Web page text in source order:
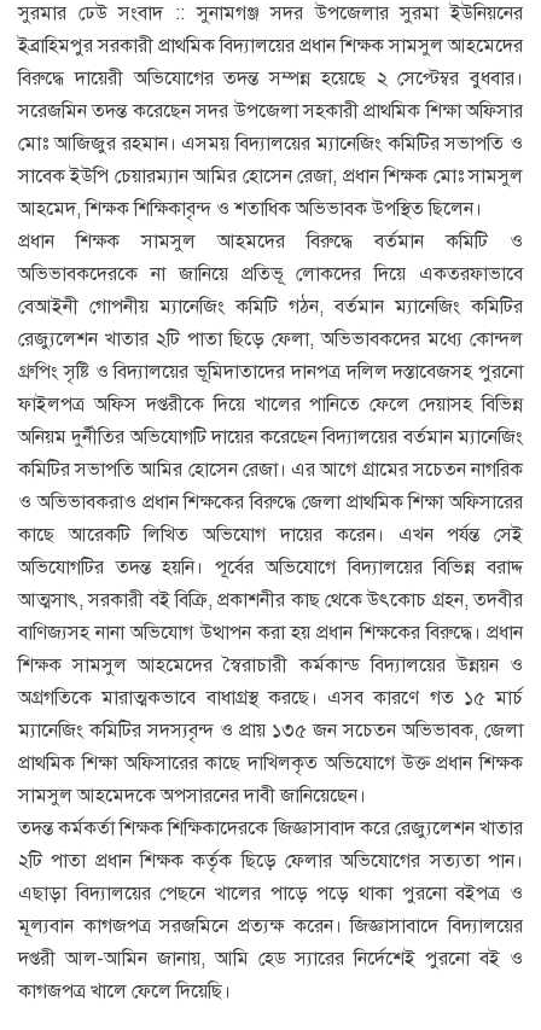
সুরমার ঢেউ সংবাদ :: সুনামগঞ্জ সদর উপজেলার সুরমা ইউনিয়নের
ইব্রাহিমপুর সরকারী প্রাথমিক বিদ্যালয়ের প্রধান শিক্ষক সামসুল আহমেদের
বিরুদ্ধে দায়েরী অভিযোগের তদন্ত সম্পন্ন হয়েছে ২ সেপ্টেম্বর বুধবার।
সরেজমিন তদন্ত করেছেন সদর উপজেলা সহকারী প্রাথমিক শিক্ষা অফিসার
মোঃ আজিজুর রহমান। এসময় বিদ্যালয়ের ম্যানেজিং কমিটির সভাপতি ও
সাবেক ইউপি চেয়ারম্যান আমির হোসেন রেজা, প্রধান শিক্ষক মোঃ সামসুল
আহমেদ, শিক্ষক শিক্ষিকাবৃন্দ ও শতাধিক অভিভাবক উপস্থিত ছিলেন।
প্রধান শিক্ষক সামসুল আহমদের বিরুদ্ধে বর্তমান কমিটি ও
অভিভাবকদেরকে না জানিয়ে প্রতিভূ লোকদের দিয়ে একতরফাভাবে
বেআইনী গোপনীয় ম্যানেজিং কমিটি গঠন, বর্তমান ম্যানেজিং কমিটির
রেজ্যুলেশন খাতার ২টি পাতা ছিড়ে ফেলা, অভিভাবকদের মধ্যে কোন্দল
গ্রুপিং সৃষ্টি ও বিদ্যালয়ের ভূমিদাতাদের দানপত্র দলিল দস্তাবেজসহ পুরনো
ফাইলপত্র অফিস দপ্তরীকে দিয়ে খালের পানিতে ফেলে দেয়াসহ বিভিন্ন
অনিয়ম দুর্নীতির অভিযোগটি দায়ের করেছেন বিদ্যালয়ের বর্তমান ম্যানেজিং
কমিটির সভাপতি আমির হোসেন রেজা। এর আগে গ্রামের সচেতন নাগরিক
ও অভিভাবকরাও প্রধান শিক্ষকের বিরুদ্ধে জেলা প্রাথমিক শিক্ষা অফিসারের
কাছে আরেকটি লিখিত অভিযোগ দায়ের করেন। এখন পর্যন্ত সেই
অভিযোগটির তদন্ত হয়নি। পূর্বের অভিযোগে বিদ্যালয়ের বিভিন্ন বরাদ্দ
আত্মসাৎ, সরকারী বই বিক্রি, প্রকাশনীর কাছ থেকে উৎকোচ গ্রহন, তদবীর
বাণিজ্যসহ নানা অভিযোগ উত্থাপন করা হয় প্রধান শিক্ষকের বিরুদ্ধে। প্রধান
শিক্ষক সামসুল আহমেদের স্বৈরাচারী কর্মকান্ড বিদ্যালয়ের উন্নয়ন ও
অগ্রগতিকে মারাত্মকভাবে বাধাগ্রস্থ করছে। এসব কারণে গত ১৫ মার্চ
ম্যানেজিং কমিটির সদস্যবৃন্দ ও প্রায় ১৩৫ জন সচেতন অভিভাবক, জেলা
প্রাথমিক শিক্ষা অফিসারের কাছে দাখিলকৃত অভিযোগে উক্ত প্রধান শিক্ষক
সামসুল আহমেদকে অপসারনের দাবী জানিয়েছেন।
তদন্ত কর্মকর্তা শিক্ষক শিক্ষিকাদেরকে জিজ্ঞাসাবাদ করে রেজ্যুলেশন খাতার
২টি পাতা প্রধান শিক্ষক কর্তৃক ছিড়ে ফেলার অভিযোগের সত্যতা পান।
এছাড়া বিদ্যালয়ের পেছনে খালের পাড়ে পড়ে থাকা পুরনো বইপত্র ও
মূল্যবান কাগজপত্র সরজমিনে প্রত্যক্ষ করেন। জিজ্ঞাসাবাদে বিদ্যালয়ের
দপ্তরী আল-আমিন জানায়, আমি হেড স্যারের নির্দেশেই পুরনো বই ও
কাগজপত্র খালে ফেলে দিয়েছি।